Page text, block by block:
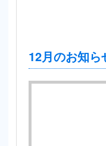
12月のお知ら